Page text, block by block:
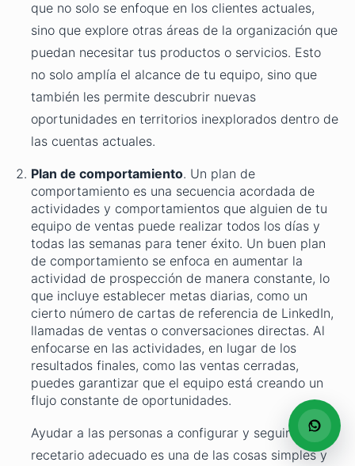
que no solo se enfoque en los clientes actuales,
sino que explore otras áreas de la organización que
puedan necesitar tus productos o servicios. Esto
no solo amplía el alcance de tu equipo, sino que
también les permite descubrir nuevas
oportunidades en territorios inexplorados dentro de
las cuentas actuales.
Plan de comportamiento. Un plan de
comportamiento es una secuencia acordada de
actividades y comportamientos que alguien de tu
equipo de ventas puede realizar todos los días y
todas las semanas para tener éxito. Un buen plan
de comportamiento se enfoca en aumentar la
actividad de prospección de manera constante, lo
que incluye establecer metas diarias, como un
cierto número de cartas de referencia de LinkedIn,
llamadas de ventas o conversaciones directas. Al
enfocarse en las actividades, en lugar de los
resultados finales, como las ventas cerradas,
puedes garantizar que el equipo está creando un
flujo constante de oportunidades.
Ayudar a las personas a configurar y seguir el
recetario adecuado es una de las cosas simples y